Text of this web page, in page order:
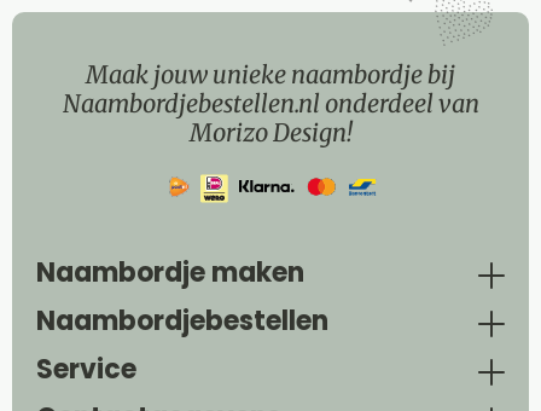
Maak jouw unieke naambordje bij
Naambordjebestellen.nl onderdeel van
Morizo Design!
Naambordje maken
Naambordjebestellen
Service